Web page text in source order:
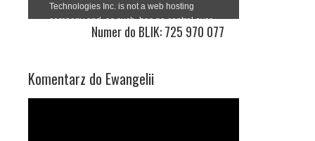
Numer do BLIK: 725 970 077
Komentarz do Ewangelii